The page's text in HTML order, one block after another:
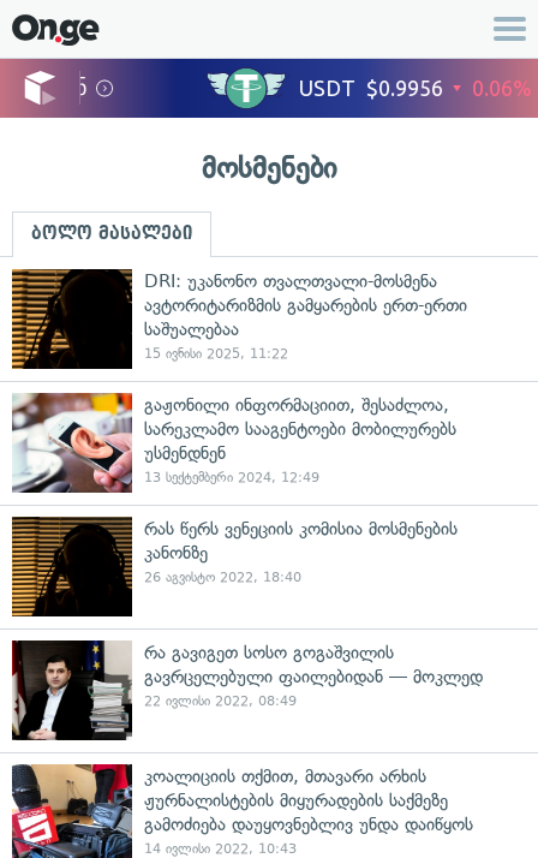
მოსმენები
ბოლო მასალები
DRI: უკანონო თვალთვალი-მოსმენა
ავტორიტარიზმის გამყარების ერთ-ერთი
საშუალებაა
15 ივნისი 2025, 11:22
გაჟონილი ინფორმაციით, შესაძლოა,
სარეკლამო სააგენტოები მობილურებს
უსმენდნენ
13 სექტემბერი 2024, 12:49
რას წერს ვენეციის კომისია მოსმენების
კანონზე
26 აგვისტო 2022, 18:40
რა გავიგეთ სოსო გოგაშვილის
გავრცელებული ფაილებიდან — მოკლედ
22 ივლისი 2022, 08:49
კოალიციის თქმით, მთავარი არხის
ჟურნალისტების მიყურადების საქმეზე
გამოძიება დაუყოვნებლივ უნდა დაიწყოს
14 ივლისი 2022, 10:43